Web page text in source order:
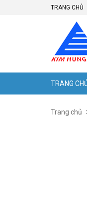
TRANG CHỦ
TRANG
Trang chủ